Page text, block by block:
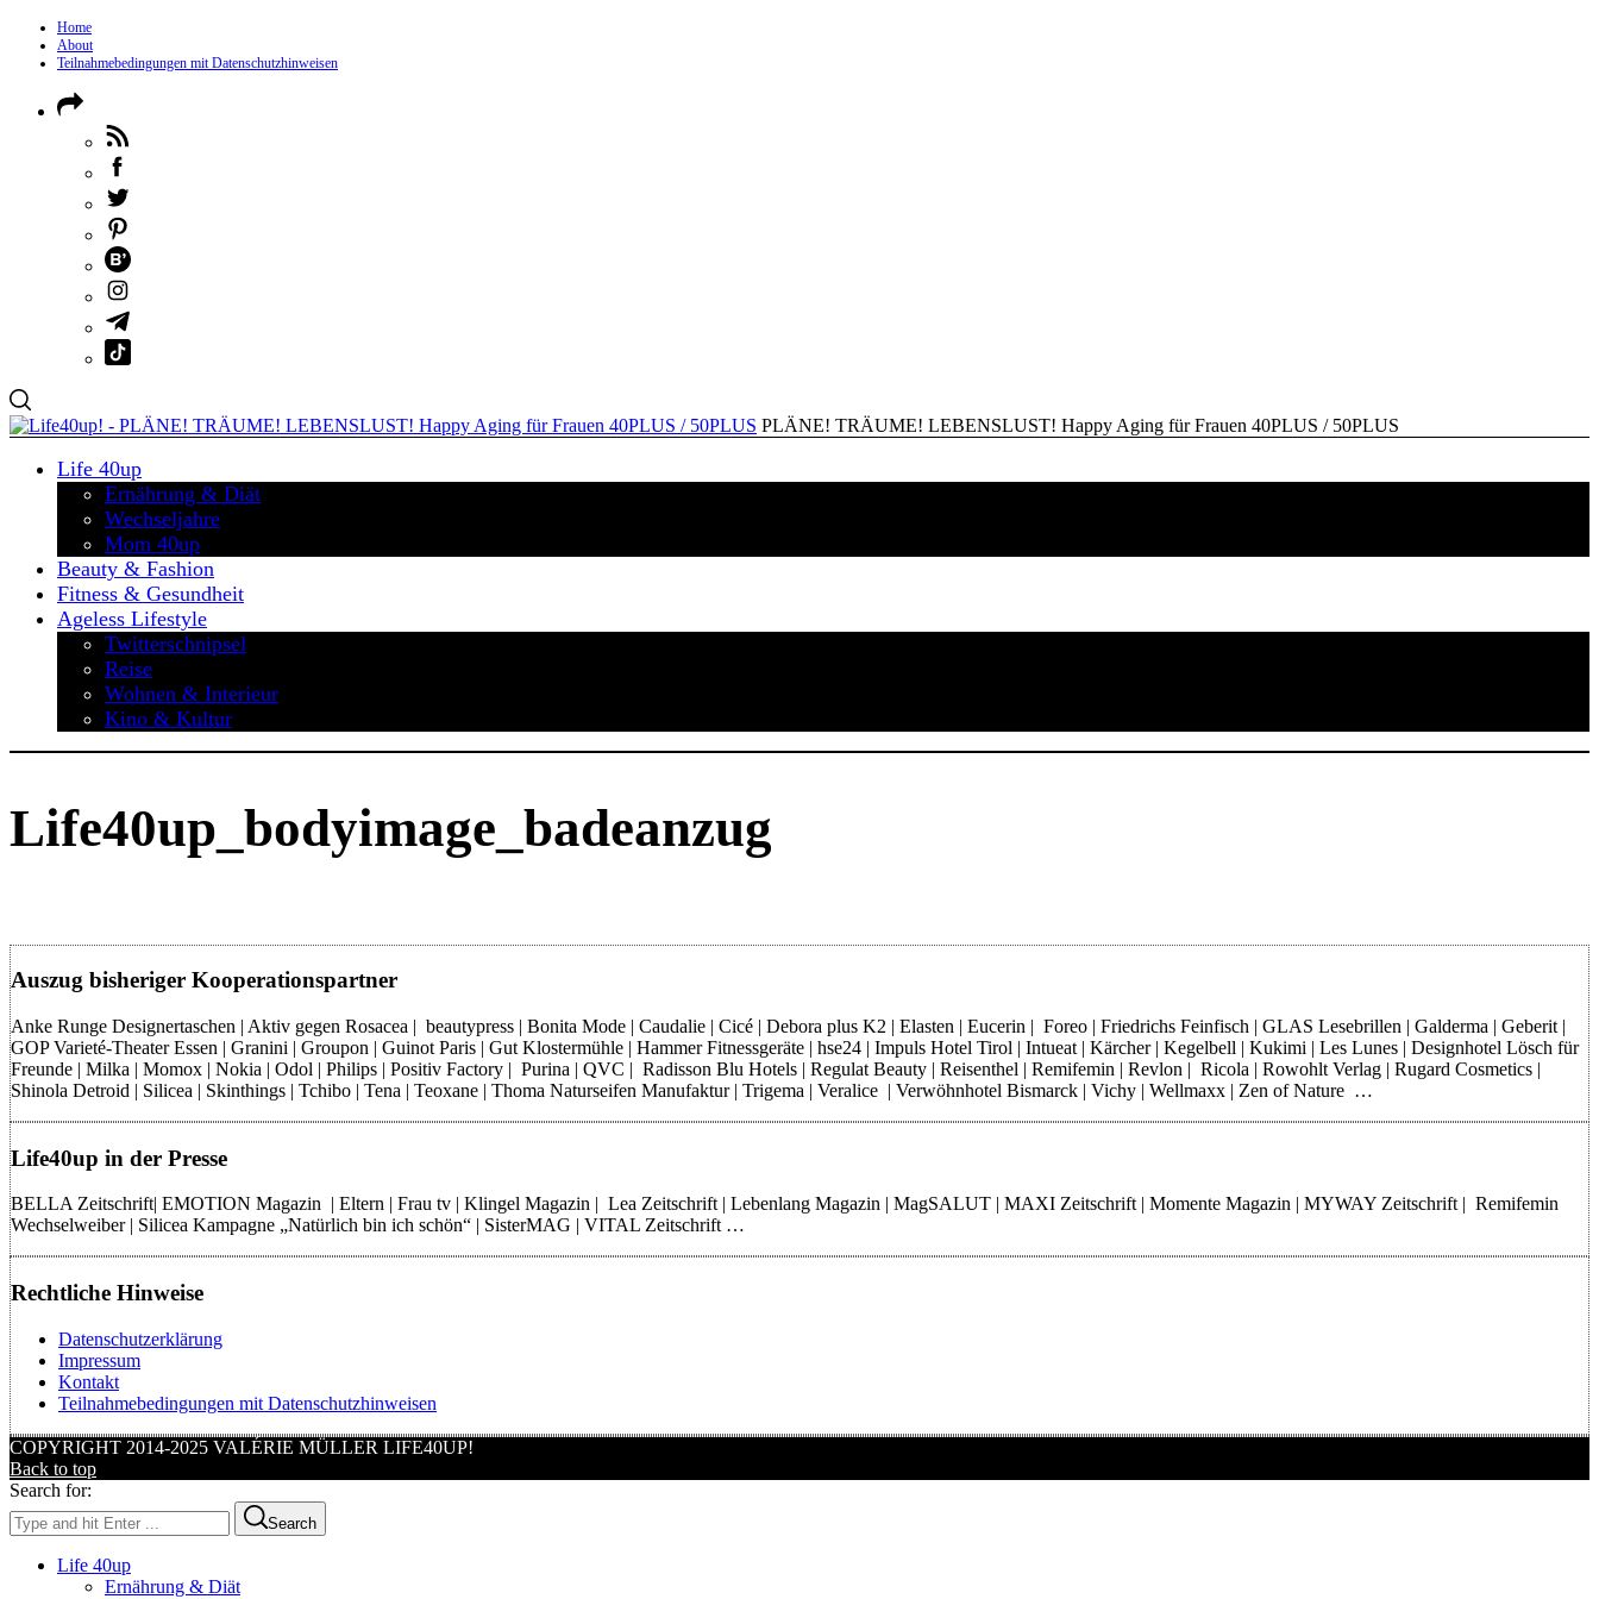
Home
About
Teilnahmebedingungen mit Datenschutzhinweisen
PLÄNE! TRÄUME! LEBENSLUST! Happy Aging für Frauen 40PLUS / 50PLUS
Life 40up
Ernährung & Diät
Wechseljahre
Mom 40up
Beauty & Fashion
Fitness & Gesundheit
Ageless Lifestyle
Twitterschnipsel
Reise
Wohnen & Interieur
Kino & Kultur
Life40up_bodyimage_badeanzug
Auszug bisheriger Kooperationspartner
Anke Runge Designertaschen | Aktiv gegen Rosacea | beautypress | Bonita Mode | Caudalie | Cicé | Debora plus K2 | Elasten | Eucerin | Foreo | Friedrichs Feinfisch | GLAS Lesebrillen | Galderma | Geberit |
GOP Varieté-Theater Essen | Granini | Groupon | Guinot Paris | Gut Klostermühle | Hammer Fitnessgeräte | hse24 | Impuls Hotel Tirol | Intueat | Kärcher | Kegelbell | Kukimi | Les Lunes | Designhotel Lösch für
Freunde | Milka | Momox | Nokia | Odol | Philips | Positiv Factory | Purina | QVC | Radisson Blu Hotels | Regulat Beauty | Reisenthel | Remifemin | Revlon | Ricola | Rowohlt Verlag | Rugard Cosmetics |
Shinola Detroid | Silicea | Skinthings | Tchibo | Tena | Teoxane | Thoma Naturseifen Manufaktur | Trigema | Veralice | Verwöhnhotel Bismarck | Vichy | Wellmaxx | Zen of Nature …
Life40up in der Presse
BELLA Zeitschrift| EMOTION Magazin | Eltern | Frau tv | Klingel Magazin | Lea Zeitschrift | Lebenlang Magazin | MagSALUT | MAXI Zeitschrift | Momente Magazin | MYWAY Zeitschrift | Remifemin
Wechselweiber | Silicea Kampagne „Natürlich bin ich schön“ | SisterMAG | VITAL Zeitschrift …
Rechtliche Hinweise
Datenschutzerklärung
Impressum
Kontakt
Teilnahmebedingungen mit Datenschutzhinweisen
COPYRIGHT 2014-2025 VALÉRIE MÜLLER LIFE40UP!
Back to top
Search for:
Search
Life 40up
Ernährung & Diät